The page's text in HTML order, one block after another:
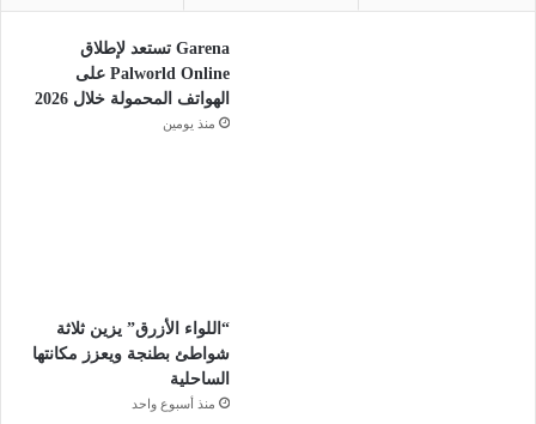
Garena تستعد لإطلاق
Palworld Online على
الهواتف المحمولة خلال 2026
منذ يومين
“اللواء الأزرق” يزين ثلاثة
شواطئ بطنجة ويعزز مكانتها
الساحلية
منذ أسبوع واحد